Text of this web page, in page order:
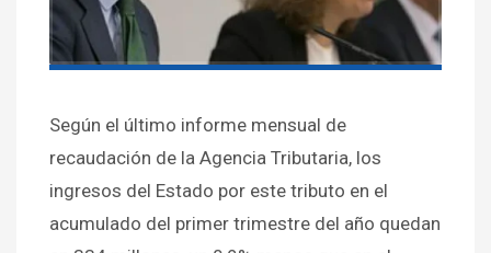
Según el último informe mensual de
recaudación de la Agencia Tributaria, los
ingresos del Estado por este tributo en el
acumulado del primer trimestre del año quedan